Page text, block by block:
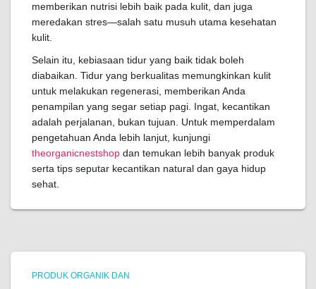
memberikan nutrisi lebih baik pada kulit, dan juga
meredakan stres—salah satu musuh utama kesehatan
kulit.
Selain itu, kebiasaan tidur yang baik tidak boleh
diabaikan. Tidur yang berkualitas memungkinkan kulit
untuk melakukan regenerasi, memberikan Anda
penampilan yang segar setiap pagi. Ingat, kecantikan
adalah perjalanan, bukan tujuan. Untuk memperdalam
pengetahuan Anda lebih lanjut, kunjungi
theorganicnestshop dan temukan lebih banyak produk
serta tips seputar kecantikan natural dan gaya hidup
sehat.
PRODUK ORGANIK DAN